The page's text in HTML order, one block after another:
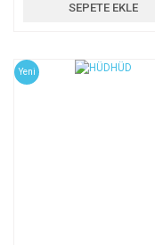
SEPETE EKLE
Yeni